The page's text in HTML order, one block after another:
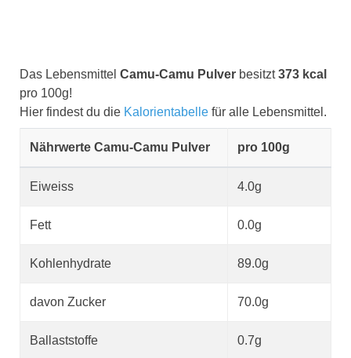
Das Lebensmittel Camu-Camu Pulver besitzt373 kcal
pro 100g!
Hier findest du die Kalorientabelle für alle Lebensmittel.
Nährwerte Camu-Camu Pulver pro 100g
Eiweiss 4.0g
Fett 0.0g
Kohlenhydrate 89.0g
davon Zucker 70.0g
Ballaststoffe 0.7g